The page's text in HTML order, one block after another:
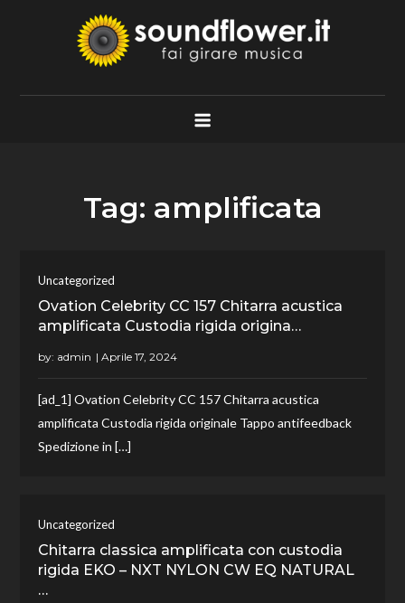
Soundflower.it
Fai Girare Musica
Tag: amplificata
Uncategorized
Ovation Celebrity CC 157 Chitarra acustica
amplificata Custodia rigida origina…
by: admin
[ad_1] Ovation Celebrity CC 157 Chitarra acustica
amplificata Custodia rigida originale Tappo antifeedback
Spedizione in […]
Uncategorized
Chitarra classica amplificata con custodia
rigida EKO – NXT NYLON CW EQ NATURAL
…